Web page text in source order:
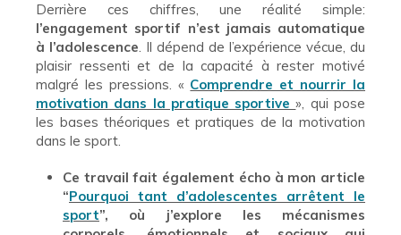
Derrière ces chiffres, une réalité simple:
l’engagement sportif n’est jamais automatique
à l’adolescence. Il dépend de l’expérience vécue, du
plaisir ressenti et de la capacité à rester motivé
malgré les pressions. « Comprendre et nourrir la
motivation dans la pratique sportive», qui pose
les bases théoriques et pratiques de la motivation
dans le sport.
Ce travail fait également écho à mon article
“Pourquoi tant d’adolescentes arrêtent le
sport”, où j’explore les mécanismes